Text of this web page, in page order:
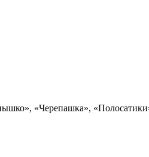
«Черепашка»,